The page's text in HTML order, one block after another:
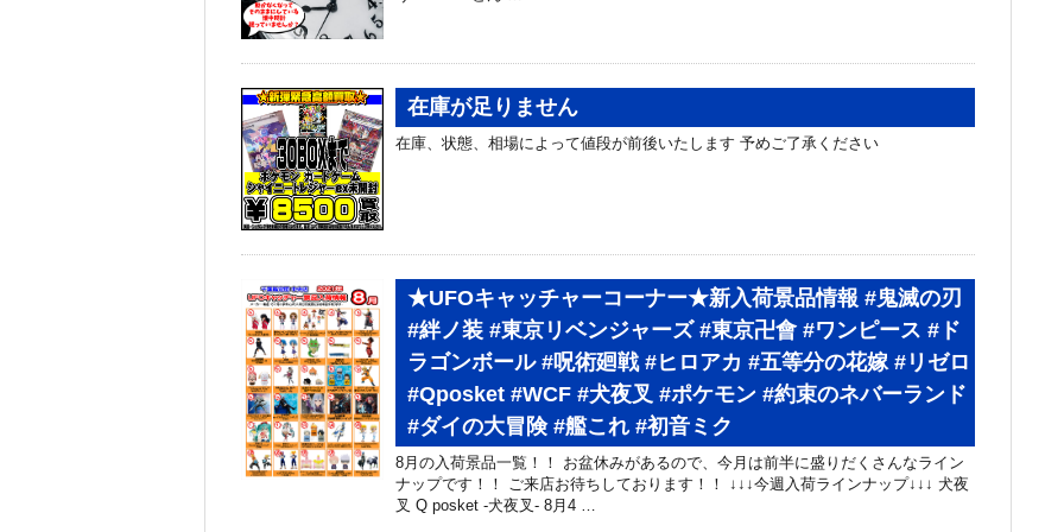
在庫が足りません
在庫、状態、相場によって値段が前後いたします 予めご了承ください
★UFOキャッチャーコーナー★新入荷景品情報 #鬼滅の刃
#絆ノ装 #東京リベンジャーズ #東京卍會 #ワンピース #ド
ラゴンボール #呪術廻戦 #ヒロアカ #五等分の花嫁 #リゼロ
#Qposket #WCF #犬夜叉 #ポケモン #約束のネバーランド
#ダイの大冒険 #艦これ #初音ミク
8月の入荷景品一覧！！ お盆休みがあるので、今月は前半に盛りだくさんなライン
ナップです！！ ご来店お待ちしております！！ ↓↓↓今週入荷ラインナップ↓↓↓ 犬夜
叉 Q posket -犬夜叉- 8月4 …